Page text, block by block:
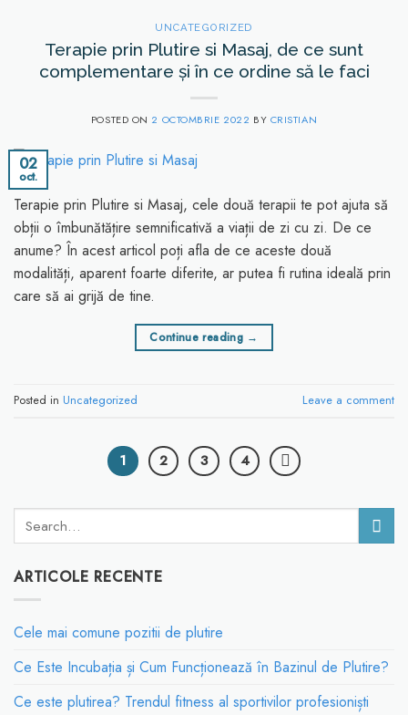
UNCATEGORIZED
Terapie prin Plutire si Masaj, de ce sunt
complementare și în ce ordine să le faci
POSTED ON 2 OCTOMBRIE 2022 BY CRISTIAN
02
oct.
Terapie prin Plutire si Masaj, cele două terapii te pot ajuta să
obții o îmbunătățire semnificativă a viații de zi cu zi. De ce
anume? În acest articol poți afla de ce aceste două
modalități, aparent foarte diferite, ar putea fi rutina ideală prin
care să ai grijă de tine.
Continue reading →
Posted in Uncategorized Leave a comment
1 2 3 4
ARTICOLE RECENTE
Cele mai comune pozitii de plutire
Ce Este Incubația și Cum Funcționează în Bazinul de Plutire?
Ce este plutirea? Trendul fitness al sportivilor profesioniști